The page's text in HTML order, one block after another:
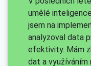
umělé
jsem na
analyzoval data
efektivity. Mám
dat a